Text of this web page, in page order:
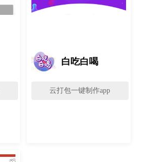
白吃白喝
云打包一键制作app